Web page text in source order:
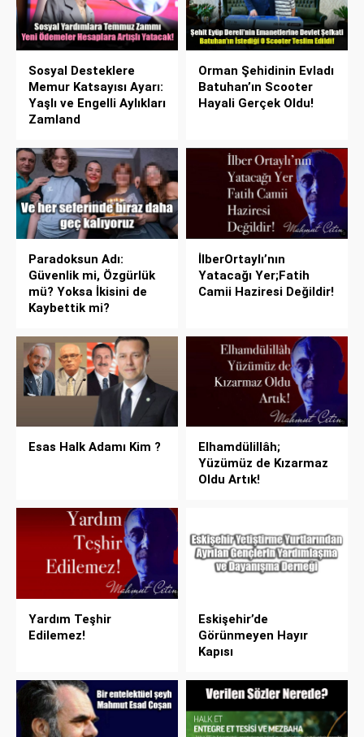
Sosyal Desteklere
Memur Katsayısı Ayarı:
Yaşlı ve Engelli Aylıkları
Zamland
Orman Şehidinin Evladı
Batuhan’ın Scooter
Hayali Gerçek Oldu!
Paradoksun Adı:
Güvenlik mi, Özgürlük
mü? Yoksa İkisini de
Kaybettik mi?
İlberOrtaylı’nın
Yatacağı Yer;Fatih
Camii Haziresi Değildir!
Esas Halk Adamı Kim ?
Elhamdülillâh;
Yüzümüz de Kızarmaz
Oldu Artık!
Yardım Teşhir
Edilemez!
Eskişehir’de
Görünmeyen Hayır
Kapısı